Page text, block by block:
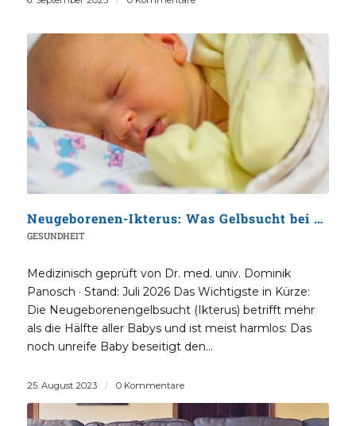
Neugeborenen-Ikterus: Was Gelbsucht bei Babys wirklich bedeutet
GESUNDHEIT
Medizinisch geprüft von Dr. med. univ. Dominik
Panosch · Stand: Juli 2026 Das Wichtigste in Kürze:
Die Neugeborenengelbsucht (Ikterus) betrifft mehr
als die Hälfte aller Babys und ist meist harmlos: Das
noch unreife Baby beseitigt den…
25. August 2023 / 0 Kommentare